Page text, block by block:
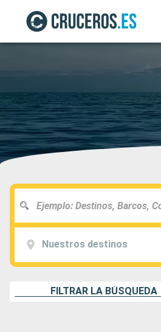
Nuestros destinos
FILTRAR LA BÚSQUEDA